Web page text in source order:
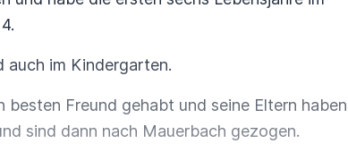
auch im Kindergarten.
besten Freund gehabt und seine Eltern haben
sind dann nach Mauerbach gezogen.